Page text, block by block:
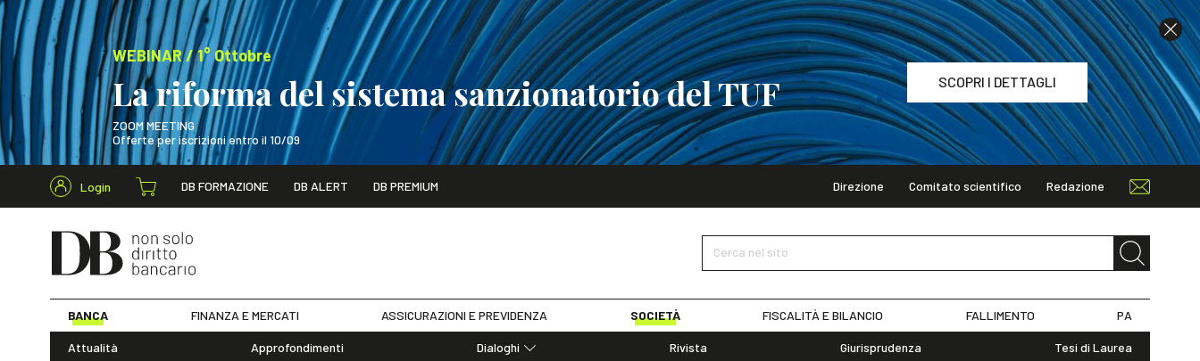
WEBINAR / 1° Ottobre
La riforma del sistema sanzionatorio del TUF
ZOOM MEETING
Offerte per iscrizioni entro il 10/09
SCOPRI I DETTAGLI
WEBINAR / 1° Ottobre
Login DB FORMAZIONE DB ALERT DB PREMIUM Direzione Comitato scientifico Redazione
Cerca nel sito
BANCA FINANZA E MERCATI ASSICURAZIONI E PREVIDENZA SOCIETÀ FISCALITÀ E BILANCIO FALLIMENTO PA
Attualità Approfondimenti
Dialoghi
Rivista Giurisprudenza Tesi di Laurea